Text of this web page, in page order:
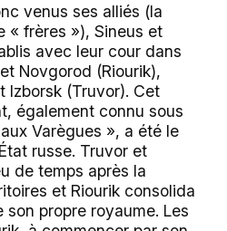
venus ses alliés (la
« frères »), Sineus et
avec leur cour dans
Novgorod (Riourik),
Izborsk (Truvor). Cet
également connu sous
Varègues », a été le
russe. Truvor et
de temps après la
et Riourik consolida
propre royaume. Les